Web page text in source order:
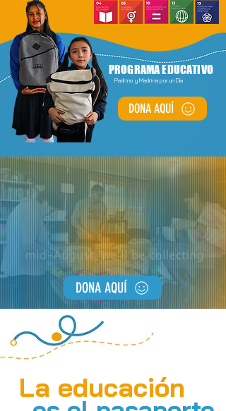
PROGRAMA EDUCATIVO
Padrino y Madrina por un Día
DONA AQUÍ
DONA AQUÍ
La educación